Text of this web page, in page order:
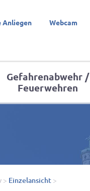
Anliegen Webcam
Gefahrenabwehr /
Feuerwehren
> Einzelansicht >